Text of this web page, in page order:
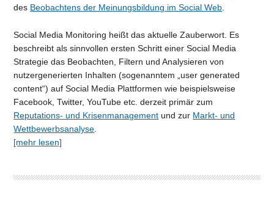
des Beobachtens der Meinungsbildung im Social Web.
Social Media Monitoring heißt das aktuelle Zauberwort. Es
beschreibt als sinnvollen ersten Schritt einer Social Media
Strategie das Beobachten, Filtern und Analysieren von
nutzergenerierten Inhalten (sogenanntem „user generated
content“) auf Social Media Plattformen wie beispielsweise
Facebook, Twitter, YouTube etc. derzeit primär zum
Reputations- und Krisenmanagement und zur Markt- und
Wettbewerbsanalyse
[mehr lesen]